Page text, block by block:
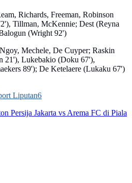
Richards, Freeman, Robinson
Tillman, McKennie; Dest (Reyna
(Wright 92')
Mechele, De Cuyper; Raskin
21'), Lukebakio (Doku 67'),
89'); De Ketelaere (Lukaku 67')
Liputan6
Persija Jakarta vs Arema FC di Piala